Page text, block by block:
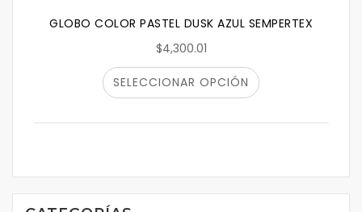
GLOBO COLOR PASTEL DUSK AZUL SEMPERTEX
$4,300.01
SELECCIONAR OPCIÓN